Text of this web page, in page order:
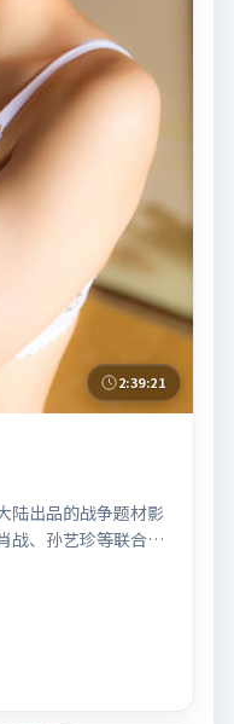
2:39:21
陆出品的战争题材影
战、孙艺珍等联合主
。影片围绕「记忆
语言克制而富有张
配乐与场面调度强
解读的细节空间，
观众观看与收藏。